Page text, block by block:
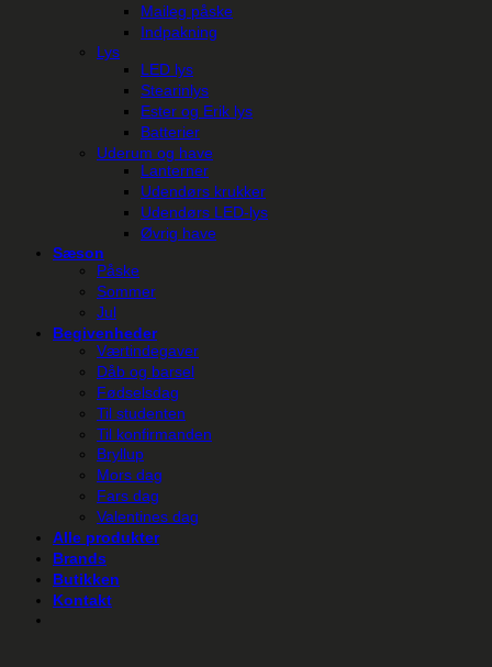
Maileg påske
Indpakning
Lys
LED lys
Stearinlys
Ester og Erik lys
Batterier
Uderum og have
Lanterner
Udendørs krukker
Udendørs LED-lys
Øvrig have
Sæson
Påske
Sommer
Jul
Begivenheder
Værtindegaver
Dåb og barsel
Fødselsdag
Til studenten
Til konfirmanden
Bryllup
Mors dag
Fars dag
Valentines dag
Alle produkter
Brands
Butikken
Kontakt